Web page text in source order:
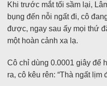
Khi trước mắt tối sầm lại,
bụng đến nỗi ngất đi, cô
được, ngay sau ấy mọi thứ
một hoàn cảnh xa lạ.
Cô chỉ dùng 0.0001 giây để
ra, cô kêu rên: “Thà ngất lịm